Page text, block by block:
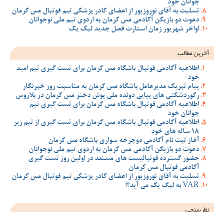
جوانان خود
تسلیت به آقای نوروزپور از اعضای کادر پزشکی تیم فوتبال مس کرمان
دعوت دو بازیکن آکادمی مس کرمان به اردوی تیم ملی نوجوانان
اواخر شهریور زمان استارت فصل جدید لیگ یک
آخرین مطالب
اطلاعیه آکادمی فوتبال باشگاه مس کرمان برای تست گیری تیم امید
خود
پیام تبریک مدیرعامل باشگاه مس کرمان به مناسبت روز خبرنگار
رکوردشکنی های پیاپی دونده ملی پوش دختر مس کرمان در بلاروس
اطلاعیه آکادمی فوتبال باشگاه مس کرمان برای تست گیری تیم
جوانان خود
اطلاعیه آکادمی فوتبال باشگاه مس کرمان برای تست گیری از تیم زیر
18 ساله های خود
آغاز ثبت نام آکادمی دوچرخه سواری باشگاه مس کرمان
دعوت دو بازیکن آکادمی مس کرمان به اردوی تیم ملی نوجوانان
حضور گسترده فوتبالیست های مستعد در اولین روز تست گیری
آکادمی فوتبال مس کرمان
تسلیت به آقای نوروزپور از اعضای کادر پزشکی تیم فوتبال مس کرمان
VAR به لیگ یک می آید؟!